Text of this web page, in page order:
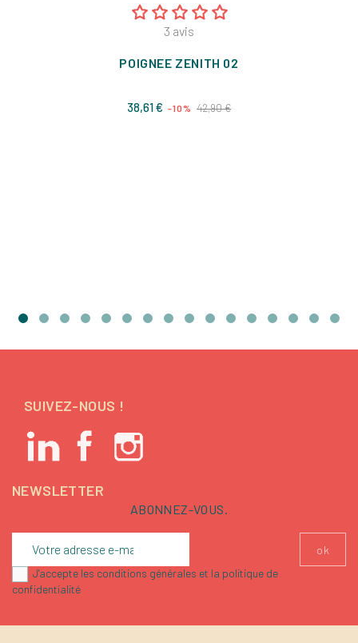
3 avis
POIGNEE ZENITH 02
38,61 € Prix
-10% 42,90 €Prix
SUIVEZ-NOUS !
NEWSLETTER
ABONNEZ-VOUS.
J'accepte les conditions générales et la politique de
confidentialité